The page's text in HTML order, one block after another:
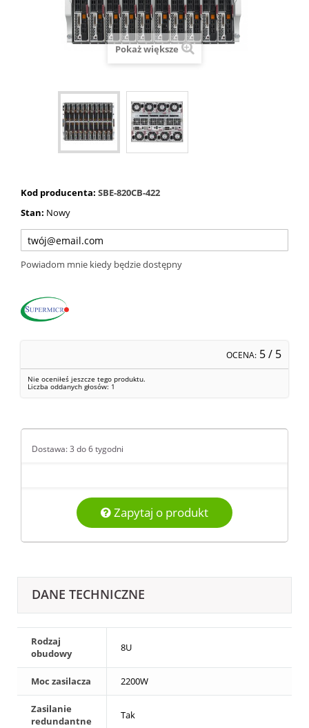
Pokaż większe
Kod producenta: SBE-820CB-422
Stan: Nowy
Powiadom mnie kiedy będzie dostępny
OCENA: 5/ 5
Nie oceniłeś jeszcze tego produktu.
Liczba oddanych głosów: 1
Dostawa: 3 do 6 tygodni
Zapytaj o produkt
DANE TECHNICZNE
Rodzaj
obudowy
8U
Moc zasilacza 2200W
Zasilanie
redundantne
Tak